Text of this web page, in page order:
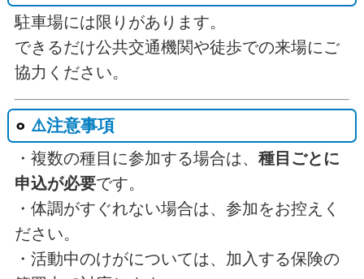
駐車場には限りがあります。
できるだけ公共交通機関や徒歩での来場にご
協力ください。
⚠️注意事項
・複数の種目に参加する場合は、 種目ごとに
申込が必要です。
・体調がすぐれない場合は、参加をお控えく
ださい。
・活動中のけがについては、加入する保険の